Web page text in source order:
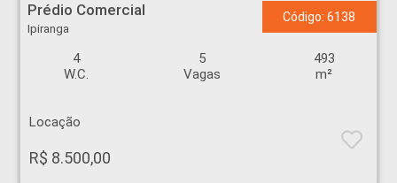
Prédio Comercial
Ipiranga
Código: 6138
4
W.C.
5
Vagas
493
m²
Locação
R$ 8.500,00